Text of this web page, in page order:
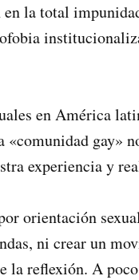
la total
en América
«comunidad gay»
expe­riencia y
orientación
ni crear un
la reflexión. A